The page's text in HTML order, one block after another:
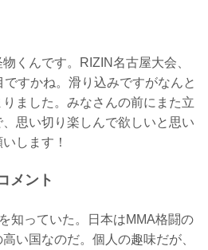
くんです。RIZIN名古屋大会、
すかね。滑り込みですがなんと
ました。みなさんの前にまた立
思い切り楽しんで欲しいと思い
します！
メント
知っていた。日本はMMA格闘の
い国なのだ。個人の趣味だが、